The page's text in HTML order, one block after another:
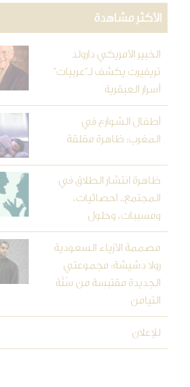
الأكثر مشاهدة
الخبير الأمريكي دارولد
تريفيرت يكشف لـ"عربيات"
أسرار العبقرية
أطفال الشوارع في
المغرب: ظاهرة مقلقة
ظاهرة انتشار الطلاق في
المجتمع.. احصائيات،
ومسببات، وحلول
مصممة الأزياء السعودية
رولا دشيشة: مجموعتي
الجديدة مقتبسة من سُنَّة
التيامن
للإعلان